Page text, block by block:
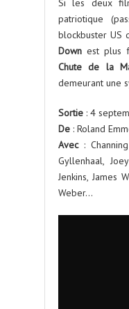
patriotique
blockbuster US
Down est plus
Chute de la
demeurant une
Sortie : 4
De : Roland
Avec:
Gyllenhaal,
Jenkins, James
Weber…